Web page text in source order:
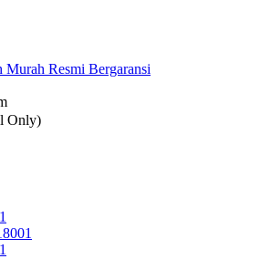
Murah Resmi Bergaransi
Only)